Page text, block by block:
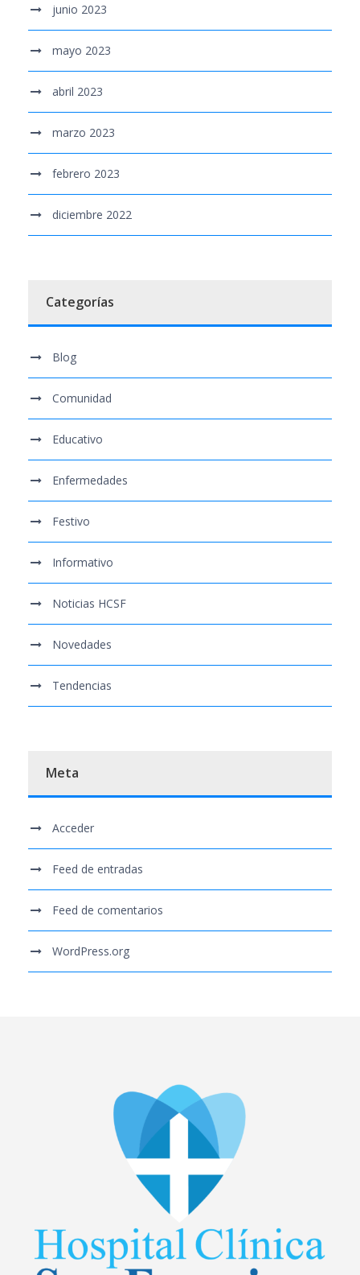
junio 2023
mayo 2023
abril 2023
marzo 2023
febrero 2023
diciembre 2022
Categorías
Blog
Comunidad
Educativo
Enfermedades
Festivo
Informativo
Noticias HCSF
Novedades
Tendencias
Meta
Acceder
Feed de entradas
Feed de comentarios
WordPress.org